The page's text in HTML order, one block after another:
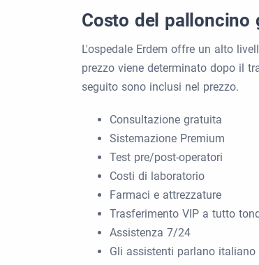
Costo del palloncino
L'ospedale Erdem offre un alto
prezzo viene determinato dopo il
seguito sono inclusi nel prezzo.
Consultazione gratuita
Sistemazione Premium
Test pre/post-operatori
Costi di laboratorio
Farmaci e attrezzature
Trasferimento VIP a tutto
Assistenza 7/24
Gli assistenti parlano italiano